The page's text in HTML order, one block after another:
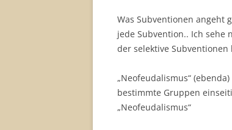
Was Subventionen angeht
jede Subvention.. Ich sehe
der selektive
„Neofeudalismus“
bestimmte Gruppen
„Neofeudalismus“